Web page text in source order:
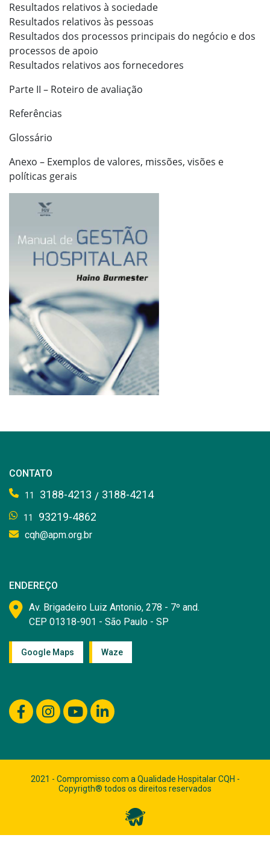
Resultados relativos à sociedade
Resultados relativos às pessoas
Resultados dos processos principais do negócio e dos
processos de apoio
Resultados relativos aos fornecedores
Parte II – Roteiro de avaliação
Referências
Glossário
Anexo – Exemplos de valores, missões, visões e
políticas gerais
CONTATO
11 3188-4213 / 3188-4214
11 93219-4862
cqh@apm.org.br
ENDEREÇO
Av. Brigadeiro Luiz Antonio, 278 - 7º and.
CEP 01318-901 - São Paulo - SP
Google Maps Waze
2021 - Compromisso com a Qualidade Hospitalar CQH -
Copyrigth® todos os direitos reservados